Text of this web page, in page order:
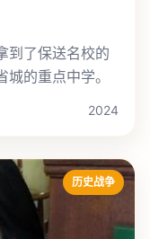
到了保送名校的
的重点中学。
2024
历史战争